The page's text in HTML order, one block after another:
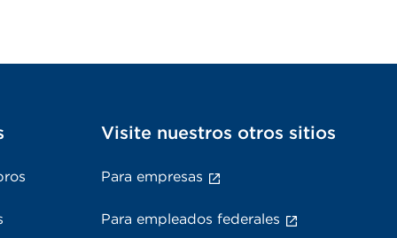
Visite nuestros otros sitios
Para empresas
Para empleados federales